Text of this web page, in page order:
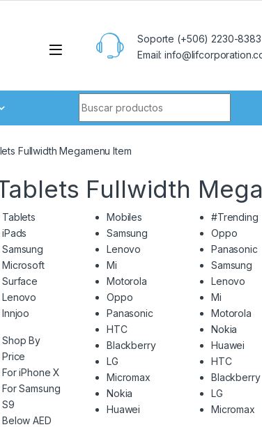
Soporte (+506) 2230-8383
Email:
Fullwidth Megamenu Item
Fullwidth
Tablets
iPads
Samsung
Microsoft
Surface
Lenovo
Innjoo
Shop By
Price
For iPhone X
For Samsung
S9
Below AED
Mobiles
Samsung
Lenovo
Mi
Motorola
Oppo
Panasonic
HTC
Blackberry
LG
Micromax
Nokia
Huawei
#Trending
Oppo
Panasonic
Samsung
Lenovo
Mi
Motorola
Nokia
Huawei
HTC
Blackberry
LG
Micromax